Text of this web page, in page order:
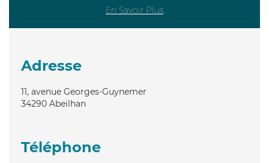
En Savoir Plus
Adresse
11, avenue Georges-Guynemer
34290 Abeilhan
Téléphone